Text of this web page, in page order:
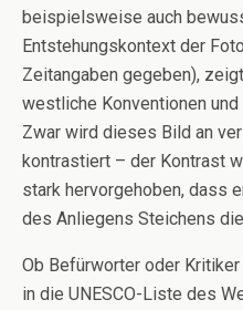
beispielsweise auch
Entstehungskontext der
Zeitangaben gegeben),
westliche Konventionen
Zwar wird dieses Bild an
kontrastiert – der Kontrast
stark hervorgehoben, dass
des Anliegens Steichens
Ob Befürworter oder
in die UNESCO-Liste des